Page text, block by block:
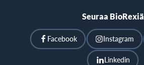
Seuraa BioRexiä
Facebook Instagram
Linkedin